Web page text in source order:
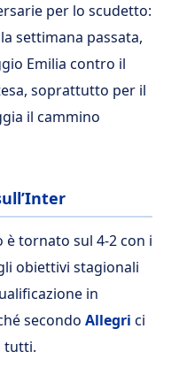
per lo scudetto:
settimana passata,
Emilia contro il
soprattutto per il
il cammino
tornato sul 4-2 con i
obiettivi stagionali
in
secondo Allegri ci
tutti.